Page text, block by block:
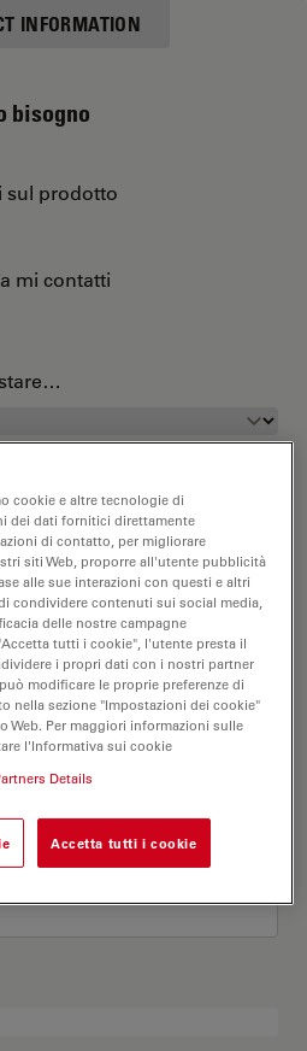
INFORMATION
bisogno
sul prodotto
mi contatti
cookie e altre tecnologie di
dei dati fornitici direttamente
di contatto, per migliorare
siti Web, proporre all'utente pubblicità
alle sue interazioni con questi e altri
condividere contenuti sui social media,
delle nostre campagne
tutti i cookie", l'utente presta il
i propri dati con i nostri partner
modificare le proprie preferenze di
nella sezione "Impostazioni dei cookie"
Web. Per maggiori informazioni sulle
l'Informativa sui cookie
Details
Accetta tutti i cookie